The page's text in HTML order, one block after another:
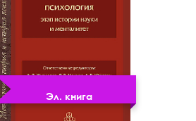
Эл. книга